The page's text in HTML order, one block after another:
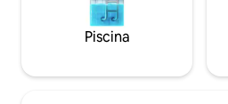
Piscina